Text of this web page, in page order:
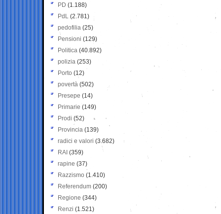
PD (1.188)
PdL (2.781)
pedofilia (25)
Pensioni (129)
Politica (40.892)
polizia (253)
Porto (12)
povertà (502)
Presepe (14)
Primarie (149)
Prodi (52)
Provincia (139)
radici e valori (3.682)
RAI (359)
rapine (37)
Razzismo (1.410)
Referendum (200)
Regione (344)
Renzi (1.521)